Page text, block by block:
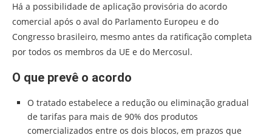
Há a possibilidade de aplicação provisória do acordo
comercial após o aval do Parlamento Europeu e do
Congresso brasileiro, mesmo antes da ratificação completa
por todos os membros da UE e do Mercosul.
O que prevê o acordo
O tratado estabelece a redução ou eliminação gradual
de tarifas para mais de 90% dos produtos
comercializados entre os dois blocos, em prazos que